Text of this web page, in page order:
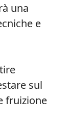
una
e
sul
fruizione